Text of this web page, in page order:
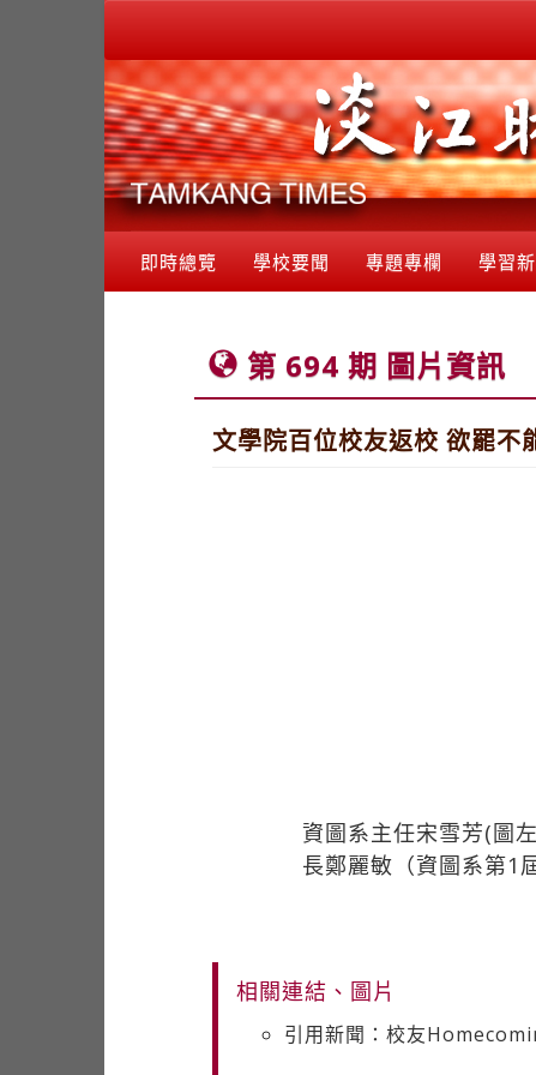
即時總覽 學校要聞 專題專欄 學習
第 694 期 圖片資訊
文學院百位校友返校 欲罷不
資圖系主任宋雪芳(圖
長鄭麗敏（資圖系第1
相關連結、圖片
引用新聞：校友